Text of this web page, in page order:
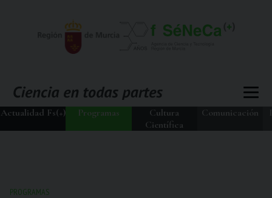
Actualidad Fs(+) Programas
Cultura
Científica
Comunicación
PROGRAMAS